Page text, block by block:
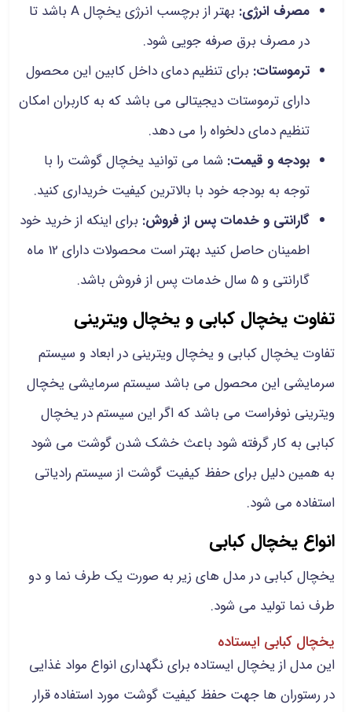
مصرف انرژی:
بهتر از برچسب انرژی یخچال A باشد تا
در مصرف برق صرفه جویی شود.
ترموستات: برای تنظیم دمای داخل کابین این محصول
دارای ترموستات دیجیتالی می باشد که به کاربران امکان
تنظیم دمای دلخواه را می دهد.
بودجه و قیمت: شما می توانید یخچال گوشت را با
توجه به بودجه خود با بالاترین کیفیت خریداری کنید.
گارانتی و خدمات پس از فروش: برای اینکه از خرید خود
اطمینان حاصل کنید بهتر است محصولات دارای 12 ماه
گارانتی و 5 سال خدمات پس از فروش باشد.
تفاوت یخچال کبابی و یخچال ویترینی
تفاوت یخچال کبابی و یخچال ویترینی در ابعاد و سیستم
سرمایشی این محصول می باشد سیستم سرمایشی یخچال
ویترینی نوفراست می باشد که اگر این سیستم در یخچال
کبابی به کار گرفته شود باعث خشک شدن گوشت می شود
به همین دلیل برای حفظ کیفیت گوشت از سیستم رادیاتی
استفاده می شود.
انواع یخچال کبابی
یخچال کبابی در مدل های زیر به صورت یک طرف نما و دو
طرف نما تولید می شود.
یخچال کبابی ایستاده
این مدل از یخچال ایستاده برای نگهداری انواع مواد غذایی
در رستوران ها جهت حفظ کیفیت گوشت مورد استفاده قرار